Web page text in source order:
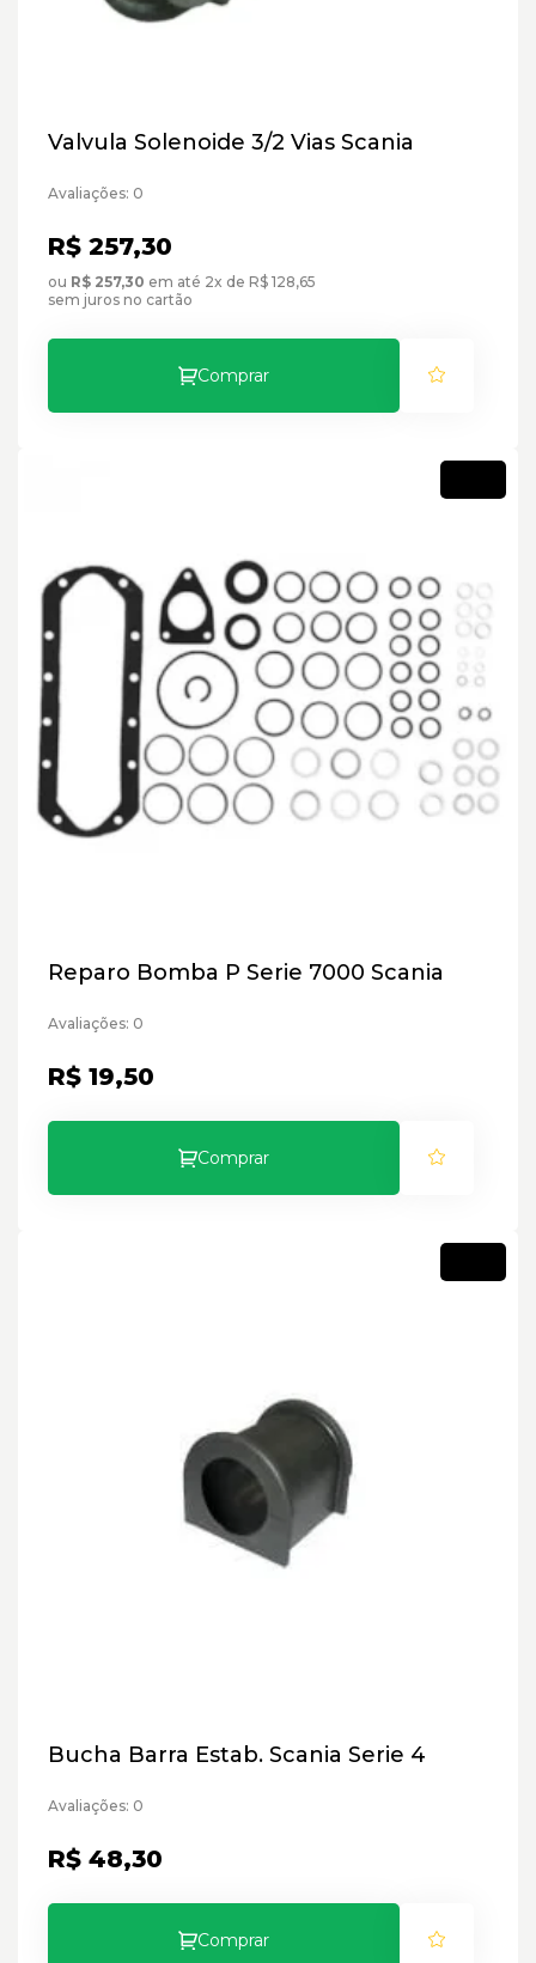
Valvula Solenoide 3/2 Vias Scania
Avaliações: 0
R$ 257,30
ou R$ 257,30 em até 2x de R$ 128,65
sem juros no cartão
Comprar
Reparo Bomba P Serie 7000 Scania
Avaliações: 0
R$ 19,50
Comprar
Bucha Barra Estab. Scania Serie 4
Avaliações: 0
R$ 48,30
Comprar